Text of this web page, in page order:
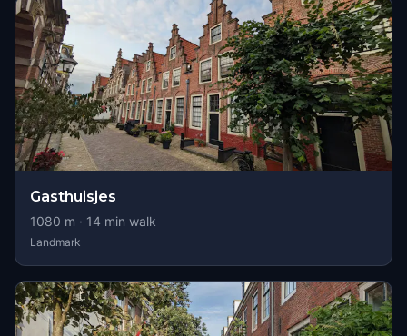
Gasthuisjes
1080 m · 14 min walk
Landmark